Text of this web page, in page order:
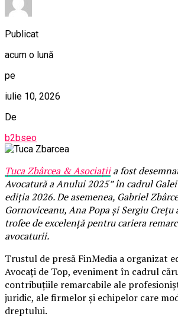
Publicat
acum o lună
pe
iulie 10, 2026
De
b2bseo
Țuca Zbârcea & Asociațiia fost
Avocatură a Anului 2025” în cadrul
ediția 2026. De asemenea, Gabriel
Gornoviceanu, Ana Popa și Sergiu
trofee de excelență pentru cariera
avocaturii.
Trustul de presă FinMedia a organizat
Avocați de Top, eveniment în cadrul
contribuțiile remarcabile ale
juridic, ale firmelor și echipelor care
dreptului.